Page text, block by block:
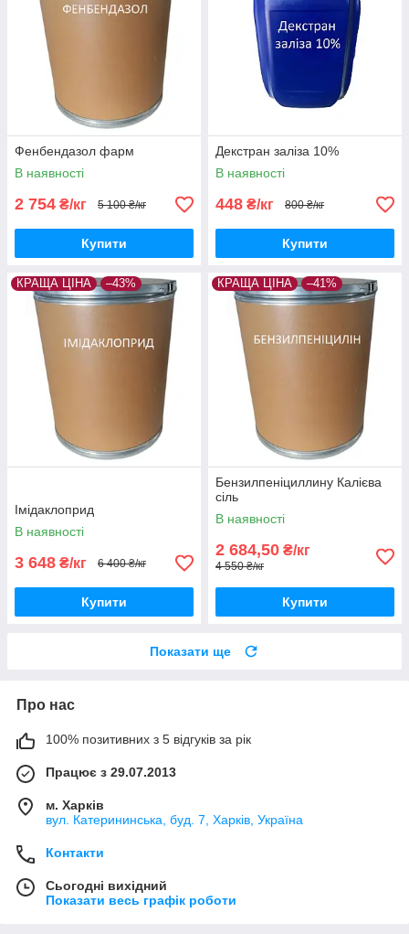
Фенбендазол фарм
В наявності
2 754 ₴/кг 5 100 ₴/кг
Купити
Декстран заліза 10%
В наявності
448 ₴/кг 800 ₴/кг
Купити
КРАЩА ЦІНА –43%
Імідаклоприд
В наявності
3 648 ₴/кг 6 400 ₴/кг
Купити
КРАЩА ЦІНА –41%
Бензилпеніциллину Калієва
сіль
В наявності
2 684,50 ₴/кг
4 550 ₴/кг
Купити
Показати ще
Про нас
100% позитивних з 5 відгуків за рік
Працює з 29.07.2013
м. Харків
вул. Катерининська, буд. 7, Харків, Україна
Контакти
Сьогодні вихідний
Показати весь графік роботи